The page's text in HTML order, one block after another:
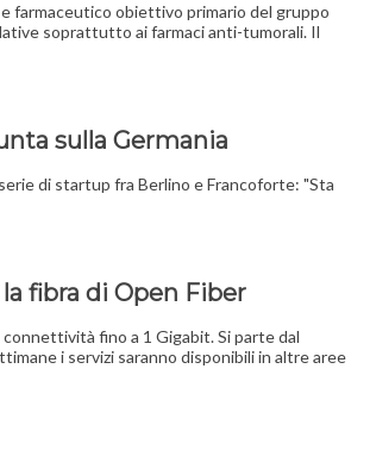
farmaceutico obiettivo primario del gruppo
soprattutto ai farmaci anti-tumorali. Il
sulla Germania
di startup fra Berlino e Francoforte: "Sta
fibra di Open Fiber
fino a 1 Gigabit. Si parte dal
i servizi saranno disponibili in altre aree